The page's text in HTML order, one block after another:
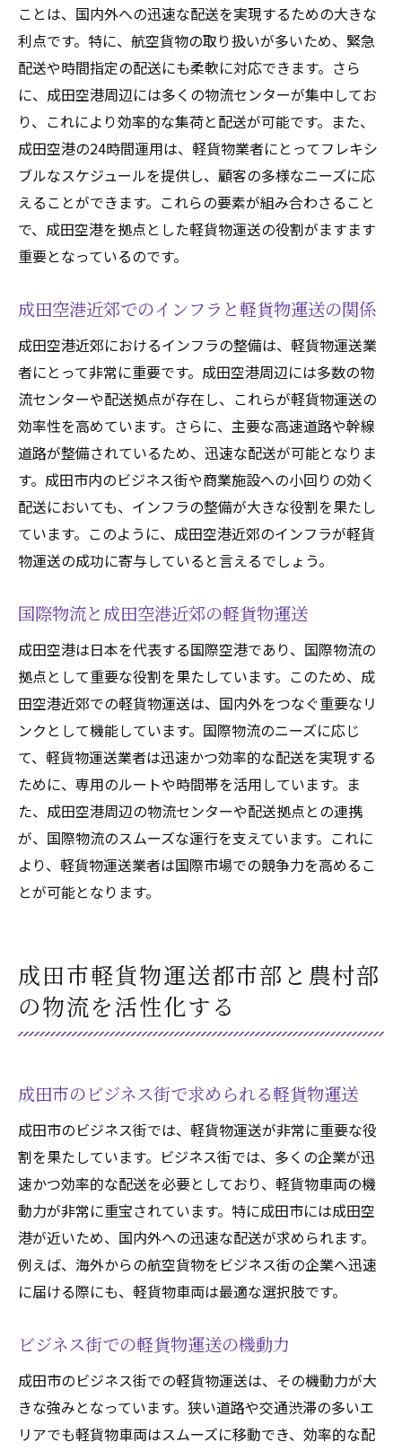
ことは、国内外への迅速な配送を実現するための大きな
利点です。特に、航空貨物の取り扱いが多いため、緊急
配送や時間指定の配送にも柔軟に対応できます。さら
に、成田空港周辺には多くの物流センターが集中してお
り、これにより効率的な集荷と配送が可能です。また、
成田空港の24時間運用は、軽貨物業者にとってフレキシ
ブルなスケジュールを提供し、顧客の多様なニーズに応
えることができます。これらの要素が組み合わさること
で、成田空港を拠点とした軽貨物運送の役割がますます
重要となっているのです。
成田空港近郊でのインフラと軽貨物運送の関係
成田空港近郊におけるインフラの整備は、軽貨物運送業
者にとって非常に重要です。成田空港周辺には多数の物
流センターや配送拠点が存在し、これらが軽貨物運送の
効率性を高めています。さらに、主要な高速道路や幹線
道路が整備されているため、迅速な配送が可能となりま
す。成田市内のビジネス街や商業施設への小回りの効く
配送においても、インフラの整備が大きな役割を果たし
ています。このように、成田空港近郊のインフラが軽貨
物運送の成功に寄与していると言えるでしょう。
国際物流と成田空港近郊の軽貨物運送
成田空港は日本を代表する国際空港であり、国際物流の
拠点として重要な役割を果たしています。このため、成
田空港近郊での軽貨物運送は、国内外をつなぐ重要なリ
ンクとして機能しています。国際物流のニーズに応じ
て、軽貨物運送業者は迅速かつ効率的な配送を実現する
ために、専用のルートや時間帯を活用しています。ま
た、成田空港周辺の物流センターや配送拠点との連携
が、国際物流のスムーズな運行を支えています。これに
より、軽貨物運送業者は国際市場での競争力を高めるこ
とが可能となります。
成田市軽貨物運送都市部と農村部
の物流を活性化する
成田市のビジネス街で求められる軽貨物運送
成田市のビジネス街では、軽貨物運送が非常に重要な役
割を果たしています。ビジネス街では、多くの企業が迅
速かつ効率的な配送を必要としており、軽貨物車両の機
動力が非常に重宝されています。特に成田市には成田空
港が近いため、国内外への迅速な配送が求められます。
例えば、海外からの航空貨物をビジネス街の企業へ迅速
に届ける際にも、軽貨物車両は最適な選択肢です。
ビジネス街での軽貨物運送の機動力
成田市のビジネス街での軽貨物運送は、その機動力が大
きな強みとなっています。狭い道路や交通渋滞の多いエ
リアでも軽貨物車両はスムーズに移動でき、効率的な配